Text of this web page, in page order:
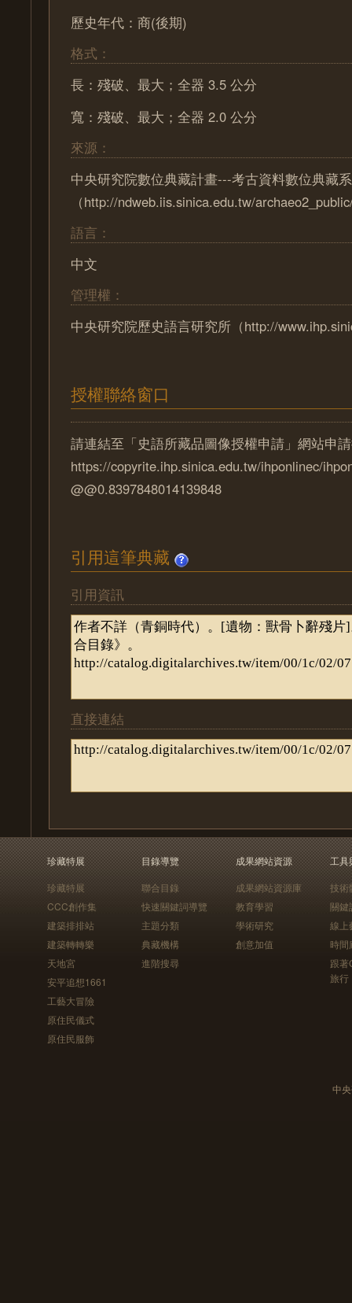
歷史年代：商(後期)
格式：
長：殘破、最大；全器 3.5 公分
寬：殘破、最大；全器 2.0 公分
來源：
中央研究院數位典藏計畫---考古資料數位典藏
（http://ndweb.iis.sinica.edu.tw/
語言：
中文
管理權：
中央研究院歷史語言研究所（http://
授權聯絡窗口
請連結至「史語所藏品圖像授權申請」網站申
https://copyrite.ihp.sinica.edu.tw/ihponlinec/
@@0.8397848014139848
引用這筆典藏
引用資訊
直接連結
珍藏特展
珍藏特展
CCC創作集
建築排排站
建築轉轉樂
天地宮
安平追想1661
工藝大冒險
原住民儀式
原住民服飾
目錄導覽
聯合目錄
快速關鍵詞導覽
主題分類
典藏機構
進階搜尋
成果網站資源
成果網站資源庫
教育學習
學術研究
創意加值
工具
技術
關鍵
線上
時間
跟
旅行
中